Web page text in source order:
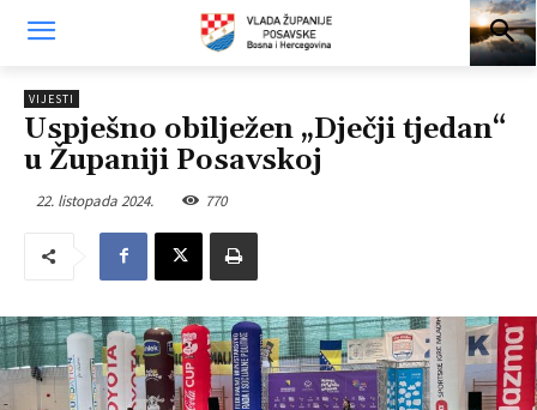
VIJESTI
Uspješno obilježen „Dječji tjedan“
u Županiji Posavskoj
22. listopada 2024. 770